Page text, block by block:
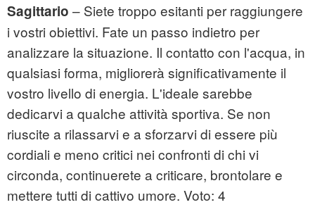
Sagittario – Siete troppo esitanti per raggiungere
i vostri obiettivi. Fate un passo indietro per
analizzare la situazione. Il contatto con l'acqua, in
qualsiasi forma, migliorerà significativamente il
vostro livello di energia. L'ideale sarebbe
dedicarvi a qualche attività sportiva. Se non
riuscite a rilassarvi e a sforzarvi di essere più
cordiali e meno critici nei confronti di chi vi
circonda, continuerete a criticare, brontolare e
mettere tutti di cattivo umore. Voto: 4